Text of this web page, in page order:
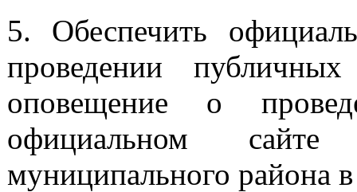
5. Обеспечить
проведении
оповещение о
официальном сайте
муниципального района